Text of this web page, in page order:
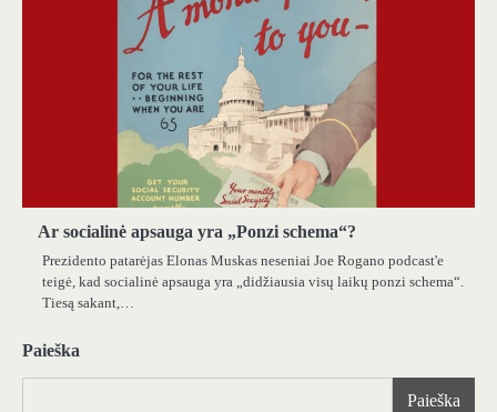
Ar socialinė apsauga yra „Ponzi schema“?
Prezidento patarėjas Elonas Muskas neseniai Joe Rogano podcast'e
teigė, kad socialinė apsauga yra „didžiausia visų laikų ponzi schema“.
Tiesą sakant,…
Paieška
Paieška